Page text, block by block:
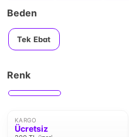
Beden
Tek Ebat
Renk
KARGO
Ücretsiz